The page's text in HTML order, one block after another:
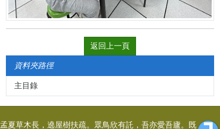
返回上一頁
資料夾路徑
主目錄
孟夏草木長，遶屋樹扶疏。眾鳥欣有託，吾亦愛吾廬。既